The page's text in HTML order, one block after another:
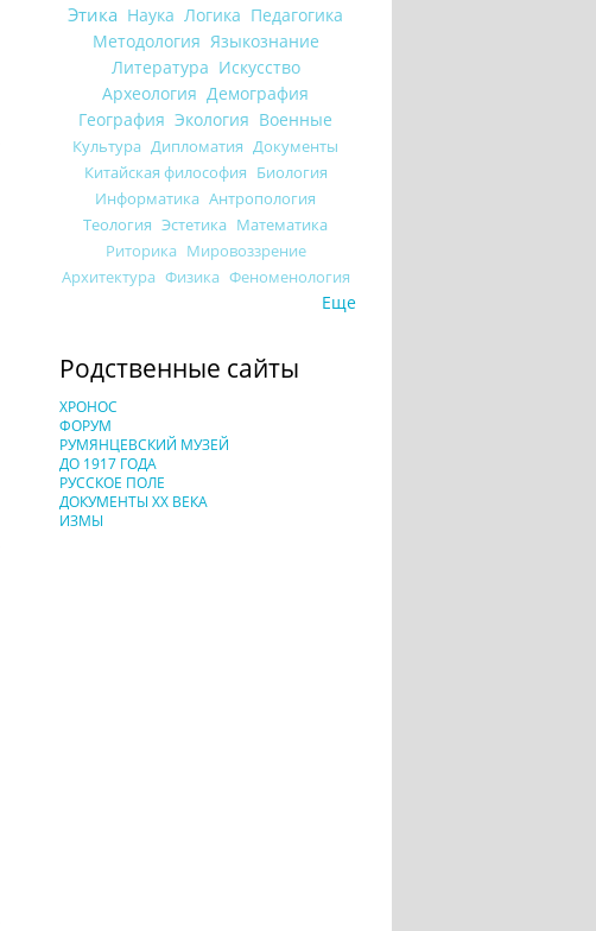
Этика Наука Логика Педагогика
Методология Языкознание
Литература Искусство
Археология Демография
География Экология Военные
Культура Дипломатия Документы
Китайская философия Биология
Информатика Антропология
Теология Эстетика Математика
Риторика Мировоззрение
Архитектура Физика Феноменология
Еще
Родственные сайты
ХРОНОС
ФОРУМ
РУМЯНЦЕВСКИЙ МУЗЕЙ
ДО 1917 ГОДА
РУССКОЕ ПОЛЕ
ДОКУМЕНТЫ XX ВЕКА
ИЗМЫ